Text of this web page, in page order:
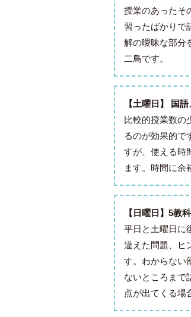
授業のあったそ
習ったばかりで
解の曖昧な部分
二鳥です。
【土曜日】 国
比較的授業数の
るのが効果的で
すが、使える時
ます。時間に余
【日曜日】5教
平日と土曜日に
違えた問題、ヒ
す。わからない
ないところまで
点が出てくる場